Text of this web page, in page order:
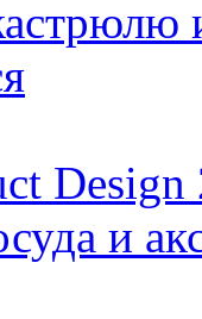
Design
и